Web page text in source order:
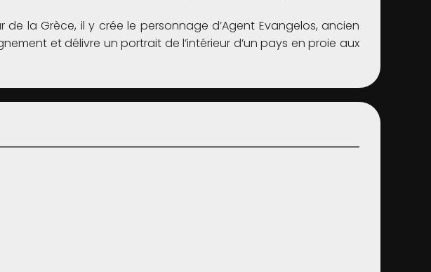
la Grèce, il y crée le personnage d’Agent Evangelos, ancien
et délivre un portrait de l’intérieur d’un pays en proie aux